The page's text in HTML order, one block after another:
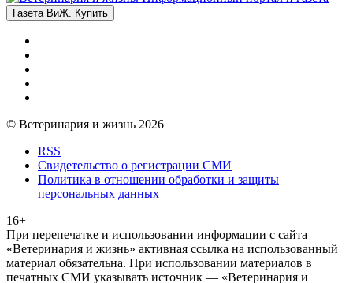
Газета ВиЖ. Купить
© Ветеринария и жизнь 2026
RSS
Свидетельство о регистрации СМИ
Политика в отношении обработки и защиты
персональных данных
16+
При перепечатке и использовании информации с сайта
«Ветеринария и жизнь» активная ссылка на использованный
материал обязательна. При использовании материалов в
печатных СМИ указывать источник — «Ветеринария и